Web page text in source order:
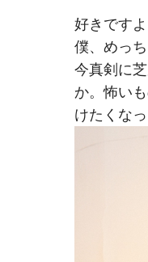
好きです
僕、めっ
今真剣に
か。怖い
けたくな